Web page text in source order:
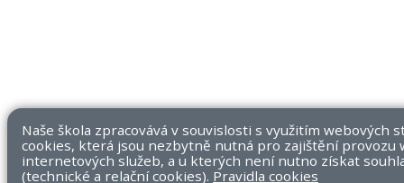
Naše škola zpracovává v souvislosti s využitím webových
cookies, která jsou nezbytně nutná pro zajištění provozu
internetových služeb, a u kterých není nutno získat
(technické a relační cookies). Pravidla cookies